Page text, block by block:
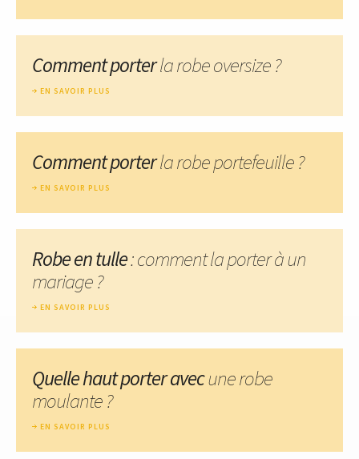
Comment porterla robe oversize ?
EN SAVOIR PLUS
Comment porterla robe portefeuille ?
EN SAVOIR PLUS
Robe en tulle: comment la porter à un
mariage ?
EN SAVOIR PLUS
Quelle haut porter avecune robe
moulante ?
EN SAVOIR PLUS